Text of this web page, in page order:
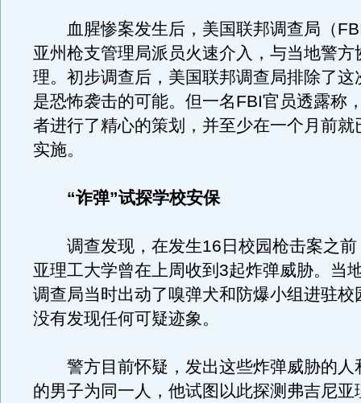
血腥惨案发生后，美国联邦调查局（
亚州枪支管理局派员火速介入，与当地警方
理。初步调查后，美国联邦调查局排除了这
是恐怖袭击的可能。但一名FBI官员透露称
者进行了精心的策划，并至少在一个月前就
实施。
“诈弹”试探学校安保
调查发现，在发生16日校园枪击案之前
亚理工大学曾在上周收到3起炸弹威胁。当
调查局当时出动了嗅弹犬和防爆小组进驻校
没有发现任何可疑迹象。
警方目前怀疑，发出这些炸弹威胁的人
的男子为同一人，他试图以此探测弗吉尼亚